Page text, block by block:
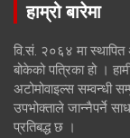
हाम्रो बारेमा
वि.सं. २०६४ मा स्थापित
बोकेको पत्रिका हो ।
अटोमोवाइल्स सम्वन्धी
उपभोक्ताले जान्नैपर्ने
प्रतिबद्ध छ ।